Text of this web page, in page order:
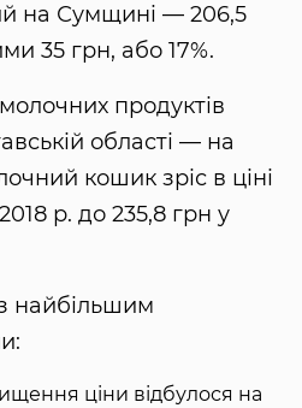
на Сумщині — 206,5
35 грн, або 17%.
продуктів
області — на
кошик зріс в ціні
р. до 235,8 грн у
найбільшим
ціни відбулося на